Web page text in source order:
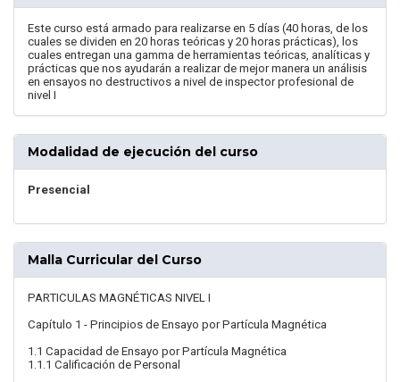
Este curso está armado para realizarse en 5 días (40 horas, de los
cuales se dividen en 20 horas teóricas y 20 horas prácticas), los
cuales entregan una gamma de herramientas teóricas, analíticas y
prácticas que nos ayudarán a realizar de mejor manera un análisis
en ensayos no destructivos a nivel de inspector profesional de
nivel I
Modalidad de ejecución del curso
Presencial
Malla Curricular del Curso
PARTICULAS MAGNÉTICAS NIVEL I
Capítulo 1 - Principios de Ensayo por Partícula Magnética
1.1 Capacidad de Ensayo por Partícula Magnética
1.1.1 Calificación de Personal